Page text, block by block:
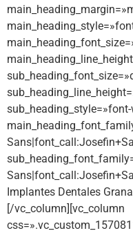
Implantes Dentales
[/vc_column][vc_column